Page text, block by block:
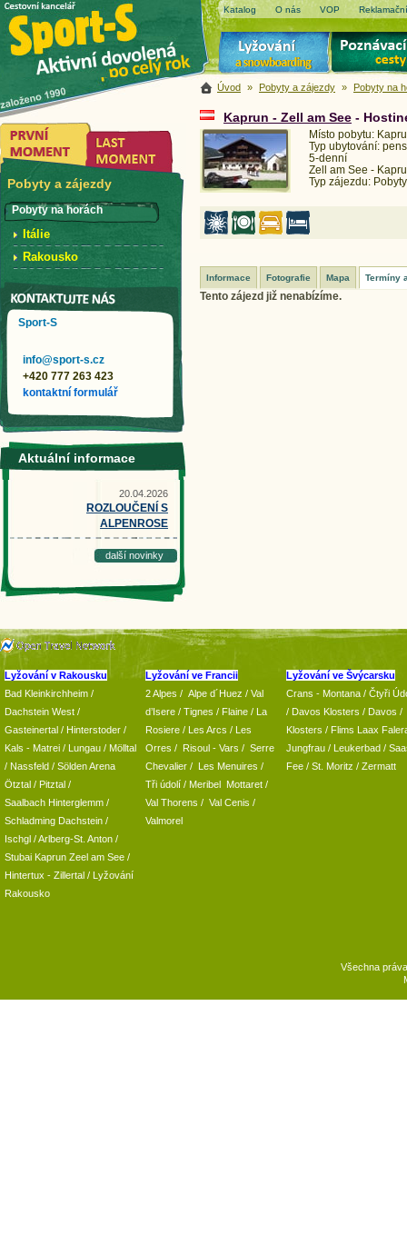
Katalog O nás VOP
Úvod » Pobyty a zájezdy » Pobyty na
Kaprun - Zell am See -
Místo pobytu:
Typ ubytování:
5-denní
Zell am See -
Typ zájezdu:
Informace Fotografie Mapa Termíny
Tento zájezd již nenabízíme.
Pobyty a zájezdy
Pobyty na horách
Itálie
Rakousko
Sport-S
info@sport-s.cz
+420 777 263 423
kontaktní formulář
Aktuální informace
20.04.2026
ROZLOUČENÍ S
ALPENROSE
další novinky
Lyžování v Rakousku
Bad Kleinkirchheim /
Dachstein West /
Gasteinertal / Hinterstoder /
Kals - Matrei / Lungau / Mölltal
/ Nassfeld / Sölden Arena
Ötztal / Pitztal /
Saalbach Hinterglemm /
Schladming Dachstein /
Ischgl /Arlberg-St. Anton /
Stubai Kaprun Zeel am See /
Hintertux - Zillertal / Lyžování
Rakousko
Lyžování ve Francii
2 Alpes / Alpe d´Huez / Val
d’Isere / Tignes / Flaine / La
Rosiere / Les Arcs / Les
Orres / Risoul - Vars / Serre
Chevalier / Les Menuires /
Tři údolí / Meribel Mottaret /
Val Thorens / Val Cenis /
Valmorel
Lyžování ve Švýcarsku
Crans - Montana / Čtyři
/ Davos Klosters / Davos /
Klosters / Flims Laax
Jungfrau / Leukerbad /
Fee / St. Moritz / Zermatt
Všechna